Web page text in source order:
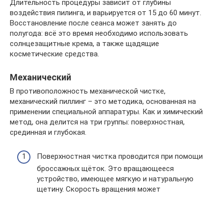
Длительность процедуры зависит от глубины
воздействия пилинга, и варьируется от 15 до 60 минут.
Восстановление после сеанса может занять до
полугода: всё это время необходимо использовать
солнцезащитные крема, а также щадящие
косметические средства.
Механический
В противоположность механической чистке,
механический пиллинг – это методика, основанная на
применении специальной аппаратуры. Как и химический
метод, она делится на три группы: поверхностная,
срединная и глубокая.
Поверхностная чистка проводится при помощи
броссажных щёток. Это вращающееся
устройство, имеющее мягкую и натуральную
щетину. Скорость вращения может